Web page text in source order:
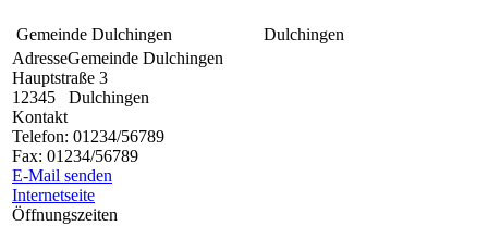
Gemeinde Dulchingen
Dulchingen
AdresseGemeinde Dulchingen
Hauptstraße 3
12345
Dulchingen
Kontakt
Telefon: 01234/56789
Fax: 01234/56789
E-Mail senden
Internetseite
Öffnungszeiten